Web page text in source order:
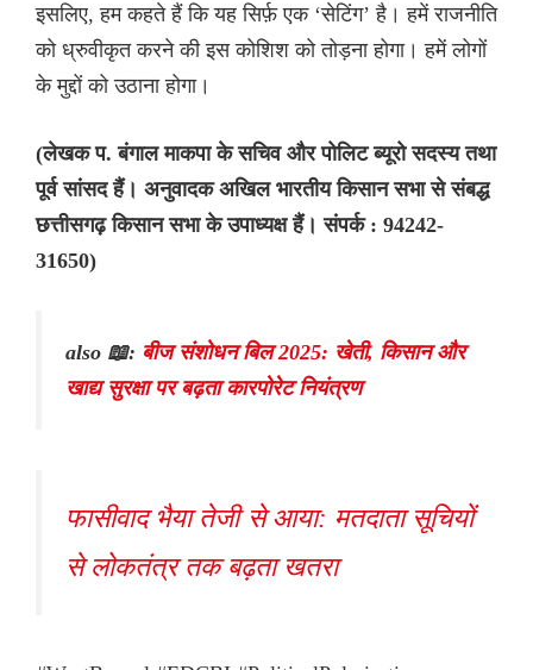
इसलिए, हम कहते हैं कि यह सिर्फ़ एक ‘सेटिंग’ है। हमें राजनीति
को ध्रुवीकृत करने की इस कोशिश को तोड़ना होगा। हमें लोगों
के मुद्दों को उठाना होगा।
(लेखक प. बंगाल माकपा के सचिव और पोलिट ब्यूरो सदस्य तथा
पूर्व सांसद हैं। अनुवादक अखिल भारतीय किसान सभा से संबद्ध
छत्तीसगढ़ किसान सभा के उपाध्यक्ष हैं। संपर्क : 94242-
31650)
also 📖: बीज संशोधन बिल 2025: खेती, किसान और
खाद्य सुरक्षा पर बढ़ता कारपोरेट नियंत्रण
फासीवाद भैया तेजी से आया: मतदाता सूचियों
से लोकतंत्र तक बढ़ता खतरा